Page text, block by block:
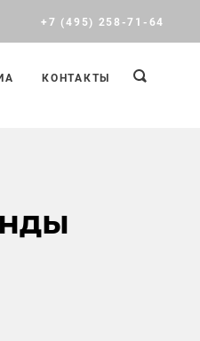
+7 (495) 258-71-64
КОНТАКТЫ